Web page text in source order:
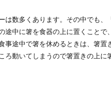
は数多くあります。その中でも、
途中に箸を食器の上に置くことで
事途中で箸を休めるときは、箸
ろ動いてしまうので箸置きの上に